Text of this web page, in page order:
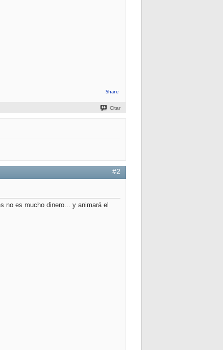
Share
Citar
#2
no es mucho dinero... y animará el